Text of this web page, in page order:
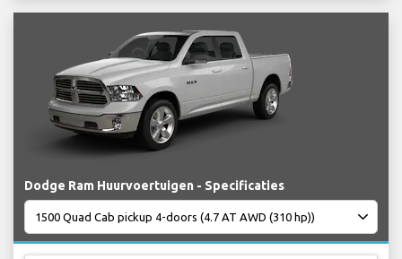
Dodge Ram Huurvoertuigen - Specificaties